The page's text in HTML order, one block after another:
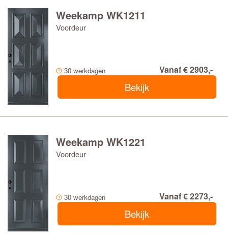
Weekamp WK1211
Voordeur
30 werkdagen Vanaf € 2903,-
Bekijk
Weekamp WK1221
Voordeur
30 werkdagen Vanaf € 2273,-
Bekijk